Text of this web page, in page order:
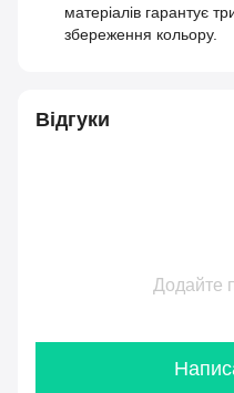
матеріалів гарантує
збереження кольору.
Відгуки
Додайте